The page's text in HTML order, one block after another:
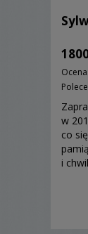
Ocena:
w
co
i